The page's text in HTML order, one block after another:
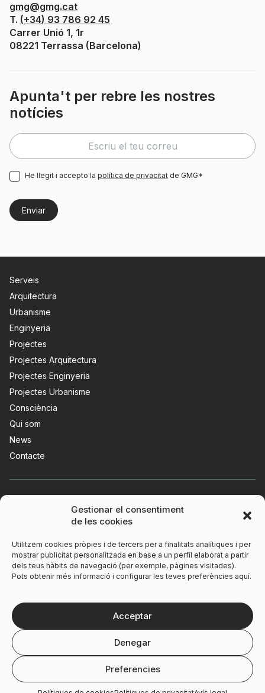
Gestionar el consentiment
de les cookies
Utilitzem cookies pròpies i de tercers per a finalitats analítiques i per
mostrar publicitat personalitzada en base a un perfil elaborat a partir
dels teus hàbits de navegació (per exemple, pàgines visitades).
Pots obtenir més informació i configurar les teves preferències aquí.
Acceptar
Denegar
Preferencies
gmg@gmg.cat
T. (+34) 93 786 92 45
Carrer Unió 1, 1r
08221 Terrassa (Barcelona)
Apunta't per rebre les nostres
notícies
He llegit i accepto la política de privacitat de GMG*
Serveis
Arquitectura
Urbanisme
Enginyeria
Projectes
Projectes Arquitectura
Projectes Enginyeria
Projectes Urbanisme
Consciència
Qui som
News
Contacte
Polítiques de cookies